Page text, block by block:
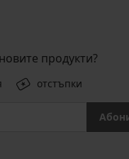
продукти?
отстъпки